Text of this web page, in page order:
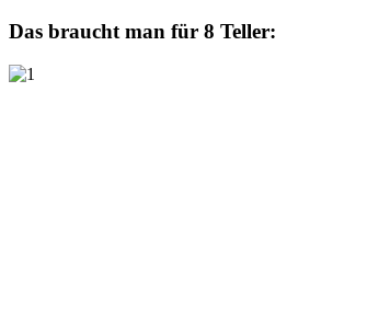
Das braucht man für 8 Teller: